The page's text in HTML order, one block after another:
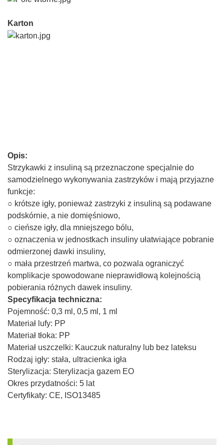
Karton
Opis:
Strzykawki z insuliną są przeznaczone specjalnie do
samodzielnego wykonywania zastrzyków i mają przyjazne
funkcje:
○ krótsze igły, ponieważ zastrzyki z insuliną są podawane
podskórnie, a nie domięśniowo,
○ cieńsze igły, dla mniejszego bólu,
○ oznaczenia w jednostkach insuliny ułatwiające pobranie
odmierzonej dawki insuliny,
○ mała przestrzeń martwa, co pozwala ograniczyć
komplikacje spowodowane nieprawidłową kolejnością
pobierania różnych dawek insuliny.
Specyfikacja techniczna:
Pojemność: 0,3 ml, 0,5 ml, 1 ml
Materiał lufy: PP
Materiał tłoka: PP
Materiał uszczelki: Kauczuk naturalny lub bez lateksu
Rodzaj igły: stała, ultracienka igła
Sterylizacja: Sterylizacja gazem EO
Okres przydatności: 5 lat
Certyfikaty: CE, ISO13485